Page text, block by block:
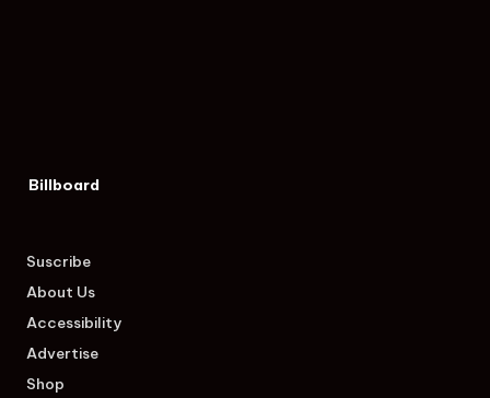
Billboard
Suscribe
About Us
Accessibility
Advertise
Shop